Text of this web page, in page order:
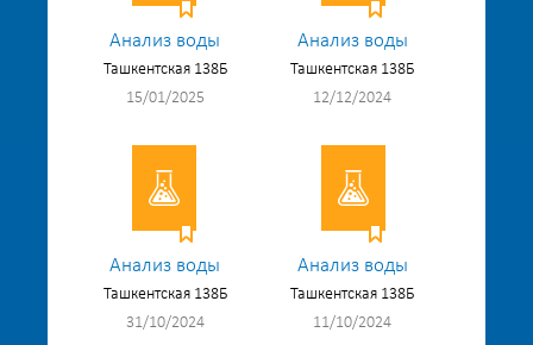
Анализ воды
Ташкентская 138Б
15/01/2025
Анализ воды
Ташкентская 138Б
12/12/2024
Анализ воды
Ташкентская 138Б
31/10/2024
Анализ воды
Ташкентская 138Б
11/10/2024